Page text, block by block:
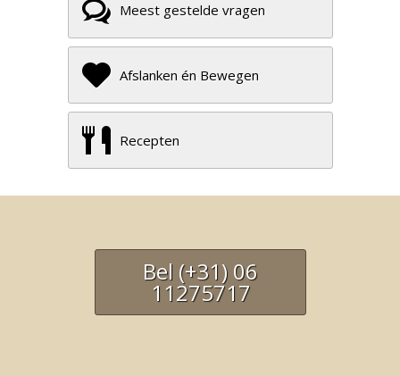
Meest gestelde vragen
Afslanken én Bewegen
Recepten
Bel (+31) 06
11275717